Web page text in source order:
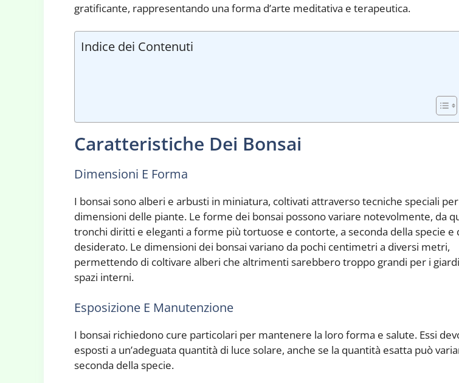
gratificante, rappresentando una forma d’arte meditativa e terapeutica.
Indice dei Contenuti
Caratteristiche Dei Bonsai
Dimensioni E Forma
I bonsai sono alberi e arbusti in miniatura, coltivati attraverso tecniche speciali
dimensioni delle piante. Le forme dei bonsai possono variare notevolmente, da
tronchi diritti e eleganti a forme più tortuose e contorte, a seconda della specie e
desiderato. Le dimensioni dei bonsai variano da pochi centimetri a diversi metri,
permettendo di coltivare alberi che altrimenti sarebbero troppo grandi per i
spazi interni.
Esposizione E Manutenzione
I bonsai richiedono cure particolari per mantenere la loro forma e salute. Essi
esposti a un’adeguata quantità di luce solare, anche se la quantità esatta può
seconda della specie.